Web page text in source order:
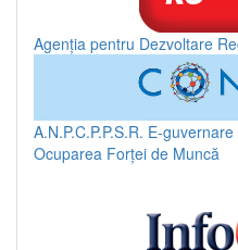
Agenția pentru Dezvoltare
A.N.P.C.P.P.S.R. E-guvernare
Ocuparea Forței de Muncă